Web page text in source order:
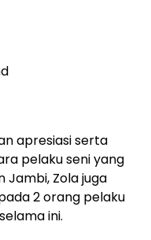
apresiasi serta
pelaku seni yang
Jambi, Zola juga
2 orang pelaku
ini.